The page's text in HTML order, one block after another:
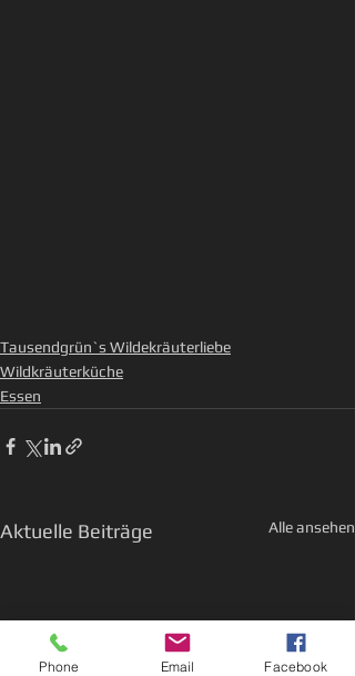
Tausendgrün`s Wildekräuterliebe
Wildkräuterküche
Essen
Aktuelle Beiträge Alle ansehen
Phone Email Facebook